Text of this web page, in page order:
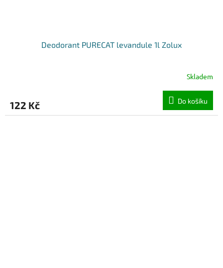
Deodorant PURECAT levandule 1l Zolux
Skladem
122 Kč Do košíku